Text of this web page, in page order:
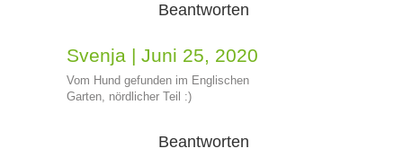
Beantworten
Svenja | Juni 25, 2020
Vom Hund gefunden im Englischen
Garten, nördlicher Teil :)
Beantworten